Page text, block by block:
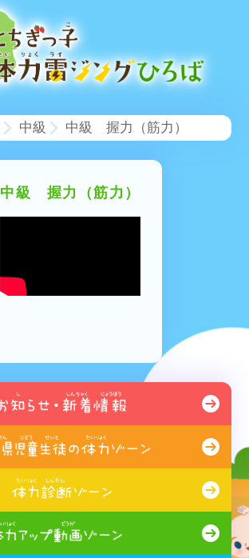
中級 中級 握力（筋力）
中級 握力（筋力）